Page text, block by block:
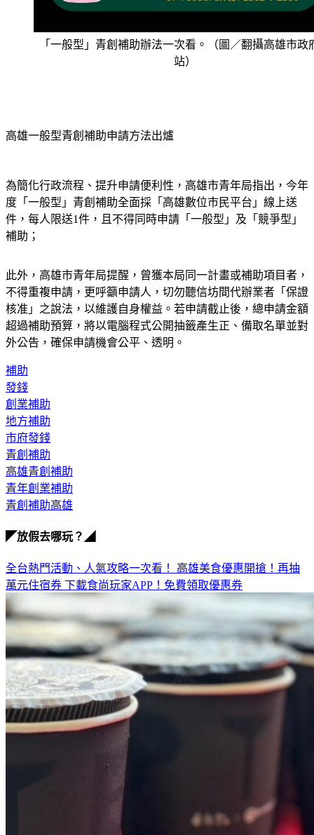
「一般型」青創補助辦法一次看。（圖／翻攝高雄市政
為簡化行政流程、提升申請便利性，高雄市青年局指出，今年
度「一般型」青創補助全面採「高雄數位市民平台」線上送
件，每人限送1件，且不得同時申請「一般型」及「競爭型」
此外，高雄市青年局提醒，曾獲本局同一計畫或補助項目者，
不得重複申請，更呼籲申請人，切勿聽信坊間代辦業者「保證
核准」之說法，以維護自身權益。若申請截止後，總申請金額
超過補助預算，將以電腦程式公開抽籤產生正、備取名單並對
補助
發錢
創業補助
地方補助
市府發錢
青創補助
高雄青創補助
青年創業補助
全台熱門活動、人氣攻略一次看！高雄美食優惠開搶！再抽
萬元住宿券
下載食尚玩家APP！免費領取優惠券